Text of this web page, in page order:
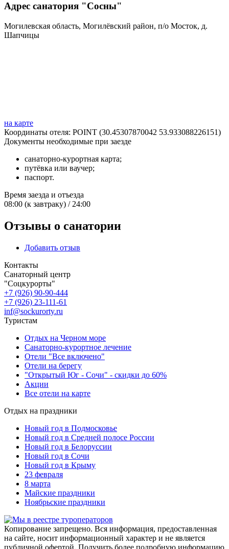
Адрес санатория "Сосны"
Могилевская область, Могилёвский район, п/о Мосток, д.
Шапчицы
на карте
Координаты отеля: POINT (30.45307870042 53.933088226151)
Документы необходимые при заезде
санаторно-курортная карта;
путёвка или ваучер;
паспорт.
Время заезда и отъезда
08:00 (к завтраку) / 24:00
Отзывы о санатории
Добавить отзыв
Контакты
Санаторный центр
"Соцкурорты"
+7 (926) 90-90-444
+7 (926) 23-111-61
inf@sockurorty.ru
Туристам
Отдых на Черном море
Санаторно-курортное лечение
Отели "Все включено"
Отели на берегу
"Открытый Юг - Сочи" - скидки до 60%
Акции
Все отели на карте
Отдых на праздники
Новый год в Подмосковье
Новый год в Средней полосе России
Новый год в Белоруссии
Новый год в Сочи
Новый год в Крыму
23 февраля
8 марта
Майские праздники
Ноябрьские праздники
Копирование запрещено. Вся информация, предоставленная
на сайте, носит информационный характер и не является
публичной офертой. Получить более подробную информацию